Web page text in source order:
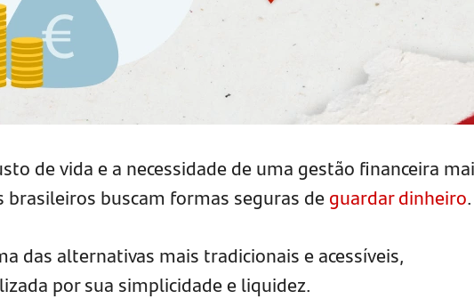
de vida e a necessidade de uma gestão financeira
buscam formas seguras deguardar dinheiro.
das alternativas mais tradicionais e acessíveis,
por sua simplicidade e liquidez.